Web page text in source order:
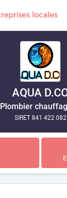
AQUA
Plombier
SIRET 841 422 082